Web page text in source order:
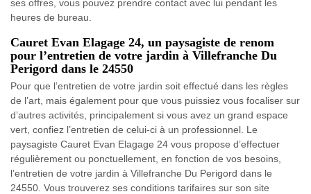
ses offres, vous pouvez prendre contact avec lui pendant les
heures de bureau.
Cauret Evan Elagage 24, un paysagiste de renom
pour l’entretien de votre jardin à Villefranche Du
Perigord dans le 24550
Pour que l’entretien de votre jardin soit effectué dans les règles
de l’art, mais également pour que vous puissiez vous focaliser sur
d’autres activités, principalement si vous avez un grand espace
vert, confiez l’entretien de celui-ci à un professionnel. Le
paysagiste Cauret Evan Elagage 24 vous propose d’effectuer
régulièrement ou ponctuellement, en fonction de vos besoins,
l’entretien de votre jardin à Villefranche Du Perigord dans le
24550. Vous trouverez ses conditions tarifaires sur son site